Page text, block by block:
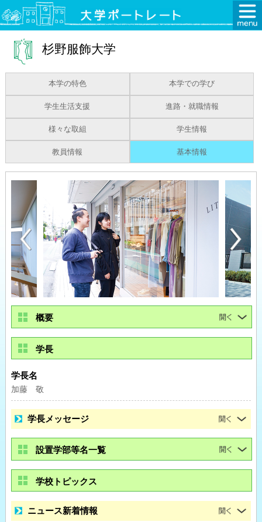
杉野服飾大学
本学の特色 本学での学び
学生生活支援 進路・就職情報
様々な取組 学生情報
教員情報 基本情報
概要
学長
学長名
加藤 敬
学長メッセージ
設置学部等名一覧
学校トピックス
ニュース新着情報